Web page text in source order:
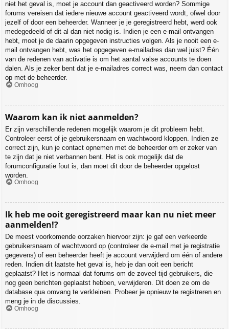
niet het geval is, moet je account dan geactiveerd worden? Sommige
forums vereisen dat iedere nieuwe account geactiveerd wordt, ofwel door
jezelf of door een beheerder. Wanneer je je geregistreerd hebt, werd ook
medegedeeld of dit al dan niet nodig is. Indien je een e-mail ontvangen
hebt, moet je de daarin opgegeven instructies volgen. Als je nooit een e-
mail ontvangen hebt, was het opgegeven e-mailadres dan wel juist? Één
van de redenen van activatie is om het aantal valse accounts te doen
dalen. Als je zeker bent dat je e-mailadres correct was, neem dan contact
op met de beheerder.
Omhoog
Waarom kan ik niet aanmelden?
Er zijn verschillende redenen mogelijk waarom je dit probleem hebt.
Controleer eerst of je gebruikersnaam en wachtwoord kloppen. Indien ze
correct zijn, kun je contact opnemen met de beheerder om er zeker van
te zijn dat je niet verbannen bent. Het is ook mogelijk dat de
forumconfiguratie fout is, dan moet dit door de beheerder opgelost
worden.
Omhoog
Ik heb me ooit geregistreerd maar kan nu niet meer
aanmelden!?
De meest voorkomende oorzaken hiervoor zijn: je gaf een verkeerde
gebruikersnaam of wachtwoord op (controleer de e-mail met je registratie
gegevens) of een beheerder heeft je account verwijderd om één of andere
reden. Indien dit laatste het geval is, heb je dan ooit een bericht
geplaatst? Het is normaal dat forums om de zoveel tijd gebruikers, die
nog geen berichten geplaatst hebben, verwijderen. Dit doen ze om de
database qua omvang te verkleinen. Probeer je opnieuw te registreren en
meng je in de discussies.
Omhoog